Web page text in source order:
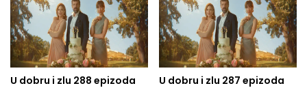
U dobru i zlu 288 epizoda U dobru i zlu 287 epizoda